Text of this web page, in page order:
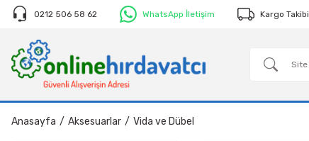
0212 506 58 62 WhatsApp İletişim Kargo Takibi
Anasayfa Aksesuarlar Vida ve Dübel